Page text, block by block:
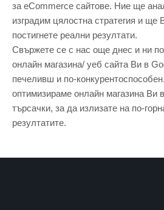
за eCommerce сайтове. Ние ще
изградим цялостна стратегия и ще
постигнете реални резултати.
Свържете се с нас още днес и ни
онлайн магазина/ уеб сайта Ви в
печеливш и по-
оптимизираме онлайн магазина Ви
търсачки, за да излизате на по-
резултатите.